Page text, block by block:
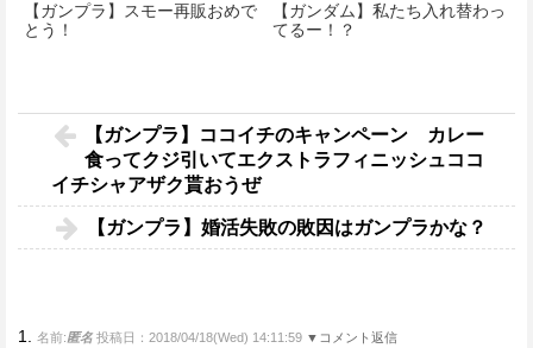
【ガンプラ】スモー再販おめで
とう！
【ガンダム】私たち入れ替わっ
てるー！？
【ガンプラ】ココイチのキャンペーン カレー
食ってクジ引いてエクストラフィニッシュココ
イチシャアザク貰おうぜ
【ガンプラ】婚活失敗の敗因はガンプラかな？
1. 名前:匿名 投稿日：2018/04/18(Wed) 14:11:59 ▼コメント返信